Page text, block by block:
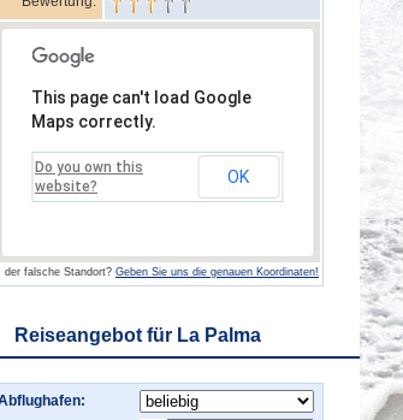
This page can't load Google
Maps correctly.
Do you own this
website?
OK
der falsche Standort? Geben Sie uns die genauen Koordinaten!
Reiseangebot für La Palma